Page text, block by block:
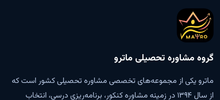
گروه مشاوره تحصیلی ماترو
ماترو یکی از مجموعه‌های تخصصی مشاوره تحصیلی کشور است که
از سال ۱۳۹۴ در زمینه مشاوره کنکور، برنامه‌ریزی درسی، انتخاب